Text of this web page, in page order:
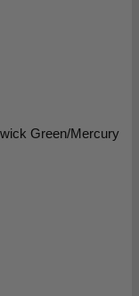
Green/Mercury